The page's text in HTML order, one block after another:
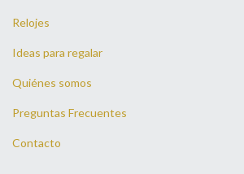
Relojes
Ideas para regalar
Quiénes somos
Preguntas Frecuentes
Contacto